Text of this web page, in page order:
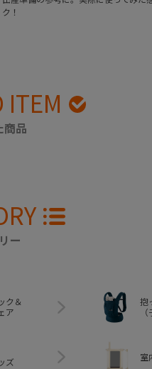
ク！
ITEM
商品
ー
ク＆
ア
抱
ズ
室